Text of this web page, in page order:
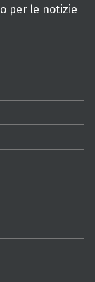
per le notizie